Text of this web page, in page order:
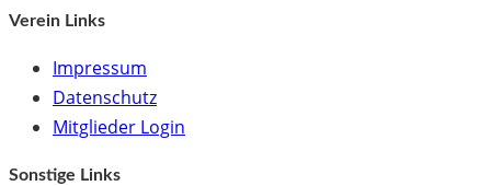
Verein Links
Impressum
Datenschutz
Mitglieder Login
Sonstige Links